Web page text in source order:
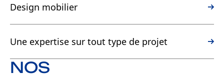
Design mobilier
Une expertise sur tout type de projet
NOS